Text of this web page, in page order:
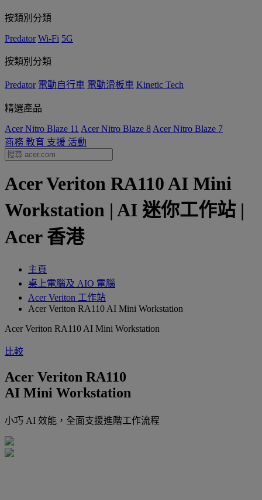
按類別分類
Predator Wi-Fi 5G
按類別分類
Predator 電動自行車 電動滑板車 Kinetic Tech
精選產品
Acer Nitro Blaze 11 Acer Nitro Blaze 8 Acer Nitro Blaze 7
商務 教育 支援 活動
Acer Veriton RA110 AI Mini
Workstation | AI 迷你工作站 |
Acer 香港
主頁
桌上電腦及 AIO 電腦
Acer Veriton 工作站
Acer Veriton RA110 AI Mini Workstation
Acer Veriton RA110 AI Mini Workstation
比較
Acer Veriton RA110
AI Mini Workstation
小巧 AI 效能，全面支援進階工作流程